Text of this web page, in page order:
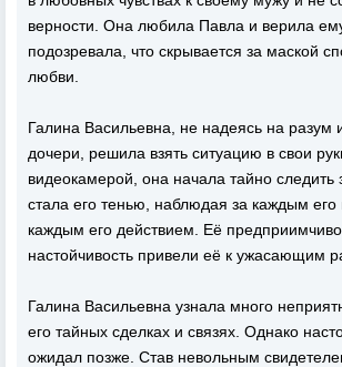
верности. Она любила Павла и верила
подозревала, что скрывается за маской
любви.
Галина Васильевна, не надеясь на разум
дочери, решила взять ситуацию в свои
видеокамерой, она начала тайно
стала его тенью, наблюдая за каждым его
каждым его действием. Её
настойчивость привели её к ужасающим
Галина Васильевна узнала много
его тайных сделках и связях. Однако
ожидал позже. Став невольным